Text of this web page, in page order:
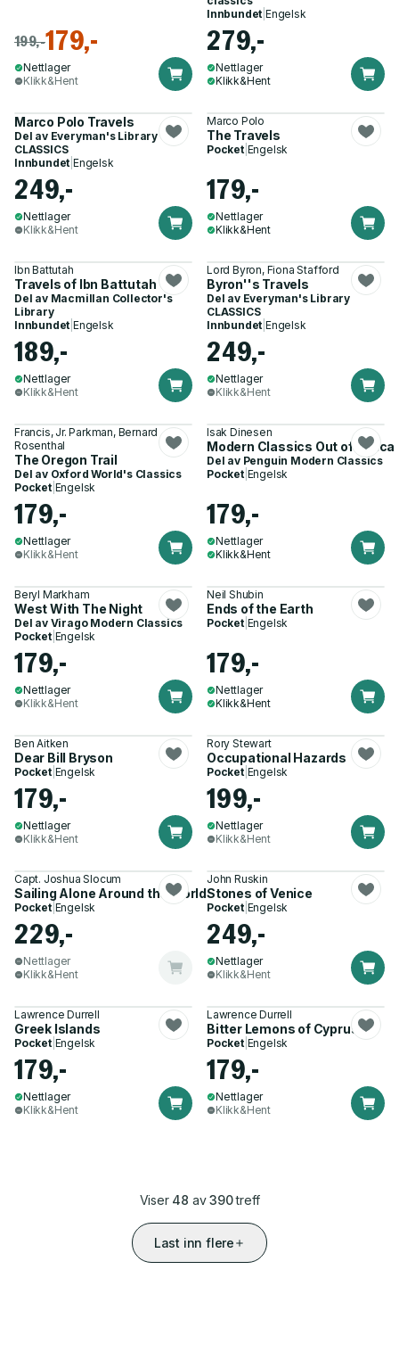
199,-179,-
Nettlager
Klikk&Hent
Innbundet |Engelsk
279,-
Nettlager
Klikk&Hent
Marco Polo Travels
Del av Everyman's Library
CLASSICS
Innbundet |Engelsk
249,-
Nettlager
Klikk&Hent
Marco Polo
The Travels
Pocket| Engelsk
179,-
Nettlager
Klikk&Hent
Ibn Battutah
Travels of Ibn Battutah
Del av Macmillan Collector's
Library
Innbundet |Engelsk
189,-
Nettlager
Klikk&Hent
Lord Byron, Fiona Stafford
Byron''s Travels
Del av Everyman's Library
CLASSICS
Innbundet |Engelsk
249,-
Nettlager
Klikk&Hent
Francis, Jr. Parkman, Bernard
Rosenthal
The Oregon Trail
Del av Oxford World's Classics
Pocket| Engelsk
179,-
Nettlager
Klikk&Hent
Isak Dinesen
Modern Classics Out of Africa
Del av Penguin Modern Classics
Pocket| Engelsk
179,-
Nettlager
Klikk&Hent
Beryl Markham
West With The Night
Del av Virago Modern Classics
Pocket| Engelsk
179,-
Nettlager
Klikk&Hent
Neil Shubin
Ends of the Earth
Pocket| Engelsk
179,-
Nettlager
Klikk&Hent
Ben Aitken
Dear Bill Bryson
Pocket| Engelsk
179,-
Nettlager
Klikk&Hent
Rory Stewart
Occupational Hazards
Pocket| Engelsk
199,-
Nettlager
Klikk&Hent
Capt. Joshua Slocum
Sailing Alone Around the World
Pocket| Engelsk
229,-
Nettlager
Klikk&Hent
John Ruskin
Stones of Venice
Pocket| Engelsk
249,-
Nettlager
Klikk&Hent
Lawrence Durrell
Greek Islands
Pocket| Engelsk
179,-
Nettlager
Klikk&Hent
Lawrence Durrell
Bitter Lemons of Cyprus
Pocket| Engelsk
179,-
Nettlager
Klikk&Hent
Viser 48 av 390treff
Last inn flere